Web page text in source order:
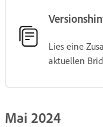
Lies eine
aktuellen
Mai 2024